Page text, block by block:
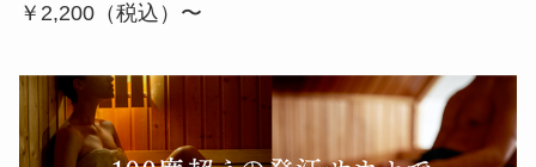
￥2,200（税込）〜